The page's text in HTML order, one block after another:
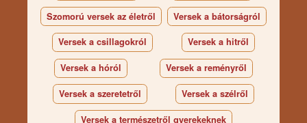
Szomorú versek az életről Versek a bátorságról
Versek a csillagokról Versek a hitről
Versek a hóról Versek a reményről
Versek a szeretetről Versek a szélről
Versek a természetről gyerekeknek